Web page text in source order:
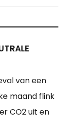
van een
maand flink
CO2 uit en